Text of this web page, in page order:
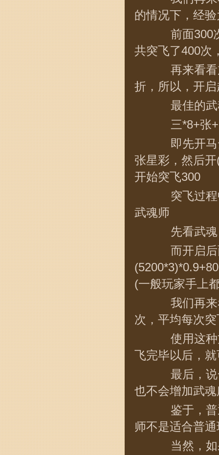
的情况下，经
前面300次
共突飞了400次
再来看看
折，所以，开
最佳的武
三*8+张+(
即先开马
张星彩，然后
开始突飞300
突飞过程
武魂师
先看武魂
而开启后
(一般玩家手上
我们再来看
次，平均每次
使用这种
飞完毕以后，
最后，说
也不会增加武
鉴于，普
师不是适合普
当然，如